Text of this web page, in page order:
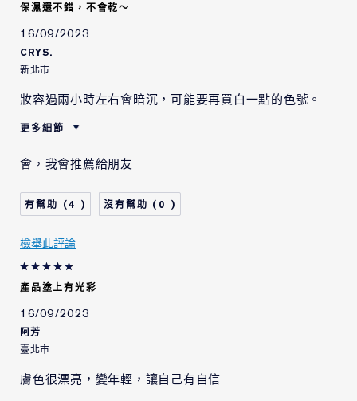
保濕還不錯，不會乾～
16/09/2023
CRYS.
新北市
妝容過兩小時左右會暗沉，可能要再買白一點的色號。
更多細節
肌膚問題
美白淡斑/防曬
會，我會推薦給朋友
4 0
檢舉此評論
產品塗上有光彩
16/09/2023
阿芳
臺北市
膚色很漂亮，變年輕，讓自己有自信